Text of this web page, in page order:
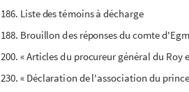
186. Liste des témoins à décharge
188. Brouillon des réponses du comte
200. « Articles du procureur général du
230. « Déclaration de l'association du